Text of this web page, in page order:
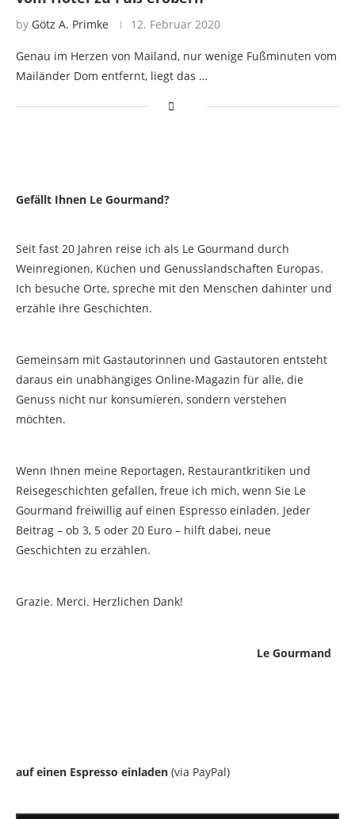
by Götz A. Primke 12. Februar 2020
Genau im Herzen von Mailand, nur wenige Fußminuten vom
Mailänder Dom entfernt, liegt das …
Gefällt Ihnen Le Gourmand?
Seit fast 20 Jahren reise ich als Le Gourmand durch
Weinregionen, Küchen und Genusslandschaften Europas.
Ich besuche Orte, spreche mit den Menschen dahinter und
erzähle ihre Geschichten.
Gemeinsam mit Gastautorinnen und Gastautoren entsteht
daraus ein unabhängiges Online-Magazin für alle, die
Genuss nicht nur konsumieren, sondern verstehen
möchten.
Wenn Ihnen meine Reportagen, Restaurantkritiken und
Reisegeschichten gefallen, freue ich mich, wenn Sie Le
Gourmand freiwillig auf einen Espresso einladen. Jeder
Beitrag – ob 3, 5 oder 20 Euro – hilft dabei, neue
Geschichten zu erzählen.
Grazie. Merci. Herzlichen Dank!
Le Gourmand
auf einen Espresso einladen (via PayPal)